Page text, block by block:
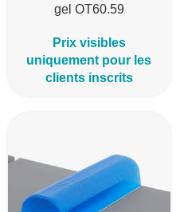
gel OT60.59
Prix visibles
uniquement pour les
clients inscrits